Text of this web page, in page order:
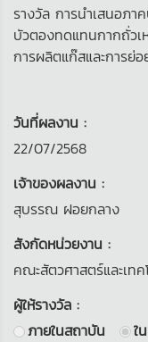
รางวัล การนำเสนอภา
บัวตองทดแทนกากถั่วเ
การผลิตแก๊สและการย่
วันที่ผลงาน :
22/07/2568
เจ้าของผลงาน :
สุบรรณ ฝอยกลาง
สังกัดหน่วยงาน :
คณะสัตวศาสตร์และเทค
ผู้ให้รางวัล :
ภายในสถาบัน
ใ